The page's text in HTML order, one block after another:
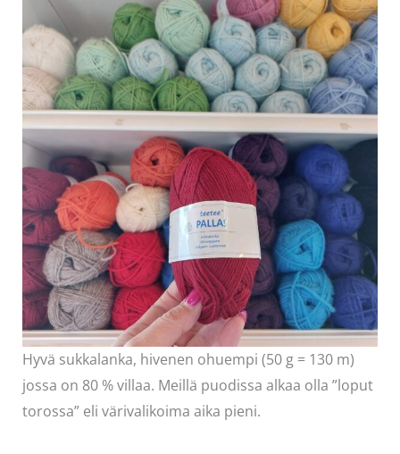
Hyvä sukkalanka, hivenen ohuempi (50 g = 130 m)
jossa on 80 % villaa. Meillä puodissa alkaa olla ”loput
torossa” eli värivalikoima aika pieni.